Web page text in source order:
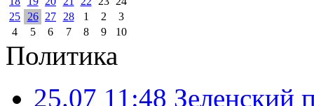
25
26 27 28 1 2
3
4
5 6 7 8 9 10
Политика
25.07 11:48 Зеленский